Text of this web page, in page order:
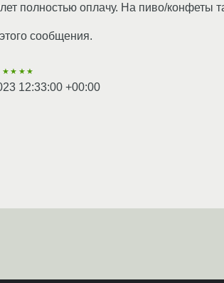
полностью оплачу. На пиво/конфеты
сообщения.
12:33:00 +00:00